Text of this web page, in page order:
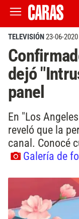
TELEVISIÓN23-06-
dejó
panel
En "Los
reveló que la
canal. Conocé
Galería de